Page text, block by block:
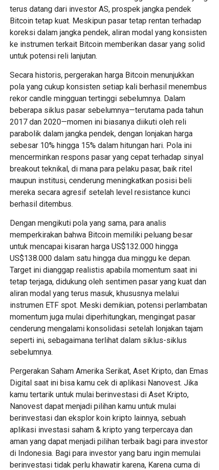
terus datang dari investor AS, prospek jangka pendek
Bitcoin tetap kuat. Meskipun pasar tetap rentan terhadap
koreksi dalam jangka pendek, aliran modal yang konsisten
ke instrumen terkait Bitcoin memberikan dasar yang solid
untuk potensi reli lanjutan.
Secara historis, pergerakan harga Bitcoin menunjukkan
pola yang cukup konsisten setiap kali berhasil menembus
rekor candle mingguan tertinggi sebelumnya. Dalam
beberapa siklus pasar sebelumnya—terutama pada tahun
2017 dan 2020—momen ini biasanya diikuti oleh reli
parabolik dalam jangka pendek, dengan lonjakan harga
sebesar 10% hingga 15% dalam hitungan hari. Pola ini
mencerminkan respons pasar yang cepat terhadap sinyal
breakout teknikal, di mana para pelaku pasar, baik ritel
maupun institusi, cenderung meningkatkan posisi beli
mereka secara agresif setelah level resistance kunci
berhasil ditembus.
Dengan mengikuti pola yang sama, para analis
memperkirakan bahwa Bitcoin memiliki peluang besar
untuk mencapai kisaran harga US$132.000 hingga
US$138.000 dalam satu hingga dua minggu ke depan.
Target ini dianggap realistis apabila momentum saat ini
tetap terjaga, didukung oleh sentimen pasar yang kuat dan
aliran modal yang terus masuk, khususnya melalui
instrumen ETF spot. Meski demikian, potensi perlambatan
momentum juga mulai diperhitungkan, mengingat pasar
cenderung mengalami konsolidasi setelah lonjakan tajam
seperti ini, sebagaimana terlihat dalam siklus-siklus
sebelumnya.
Pergerakan Saham Amerika Serikat, Aset Kripto, dan Emas
Digital saat ini bisa kamu cek di aplikasi Nanovest. Jika
kamu tertarik untuk mulai berinvestasi di Aset Kripto,
Nanovest dapat menjadi pilihan kamu untuk mulai
berinvestasi dan eksplor koin kripto lainnya, sebuah
aplikasi investasi saham & kripto yang terpercaya dan
aman yang dapat menjadi pilihan terbaik bagi para investor
di Indonesia. Bagi para investor yang baru ingin memulai
berinvestasi tidak perlu khawatir karena, Karena cuma di